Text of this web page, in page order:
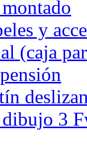
y
(caja
dibujo 3